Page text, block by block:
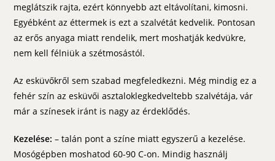
meglátszik rajta, ezért könnyebb azt eltávolítani, kimosni.
Egyébként az éttermek is ezt a szalvétát kedvelik. Pontosan
az erős anyaga miatt rendelik, mert moshatják kedvükre,
nem kell félniük a szétmosástól.
Az esküvőkről sem szabad megfeledkezni. Még mindig ez a
fehér szín az esküvői asztaloklegkedveltebb szalvétája, vár
már a színesek iránt is nagy az érdeklődés.
Kezelése: – talán pont a színe miatt egyszerű a kezelése.
Mosógépben moshatod 60-90 C-on. Mindig használj